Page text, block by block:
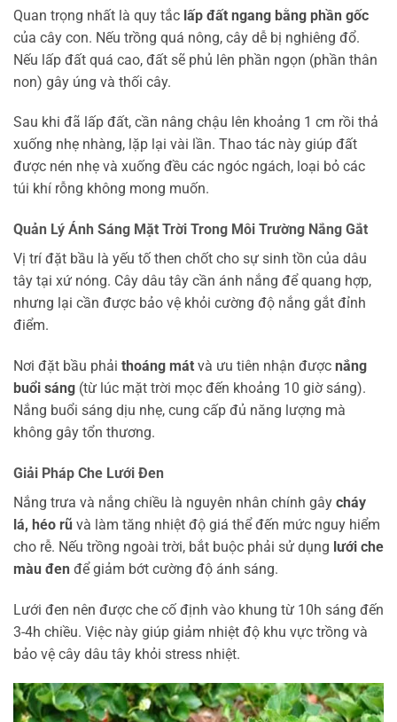
Quan trọng nhất là quy tắc lấp đất ngang bằng phần gốc
của cây con. Nếu trồng quá nông, cây dễ bị nghiêng đổ.
Nếu lấp đất quá cao, đất sẽ phủ lên phần ngọn (phần thân
non) gây úng và thối cây.
Sau khi đã lấp đất, cần nâng chậu lên khoảng 1 cm rồi thả
xuống nhẹ nhàng, lặp lại vài lần. Thao tác này giúp đất
được nén nhẹ và xuống đều các ngóc ngách, loại bỏ các
túi khí rỗng không mong muốn.
Quản Lý Ánh Sáng Mặt Trời Trong Môi Trường Nắng Gắt
Vị trí đặt bầu là yếu tố then chốt cho sự sinh tồn của dâu
tây tại xứ nóng. Cây dâu tây cần ánh nắng để quang hợp,
nhưng lại cần được bảo vệ khỏi cường độ nắng gắt đỉnh
điểm.
Nơi đặt bầu phải thoáng mát và ưu tiên nhận được nắng
buổi sáng (từ lúc mặt trời mọc đến khoảng 10 giờ sáng).
Nắng buổi sáng dịu nhẹ, cung cấp đủ năng lượng mà
không gây tổn thương.
Giải Pháp Che Lưới Đen
Nắng trưa và nắng chiều là nguyên nhân chính gây cháy
lá, héo rũ và làm tăng nhiệt độ giá thể đến mức nguy hiểm
cho rễ. Nếu trồng ngoài trời, bắt buộc phải sử dụng lưới che
màu đen để giảm bớt cường độ ánh sáng.
Lưới đen nên được che cố định vào khung từ 10h sáng đến
3-4h chiều. Việc này giúp giảm nhiệt độ khu vực trồng và
bảo vệ cây dâu tây khỏi stress nhiệt.